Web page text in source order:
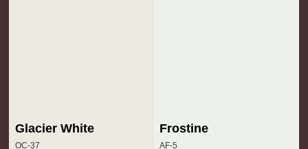
Glacier White
OC-37
Frostine
AF-5